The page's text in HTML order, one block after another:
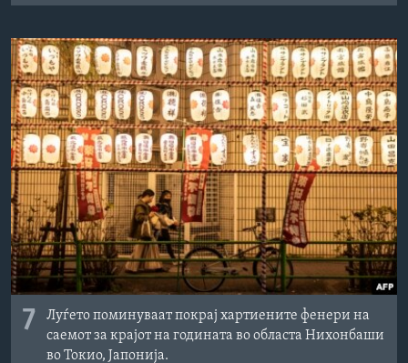
7
Луѓето поминуваат покрај хартиените фенери на
саемот за крајот на годината во областа Нихонбаши
во Токио, Јапонија.